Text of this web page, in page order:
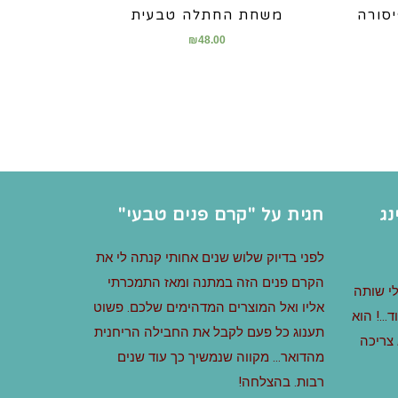
משחת החתלה טבעית
₪48.00
שותה
הוא
צריכה
חגית על "קרם פנים טבעי"
לפני בדיוק שלוש שנים אחותי קנתה לי את
הקרם פנים הזה במתנה ומאז התמכרתי
אליו ואל המוצרים המדהימים שלכם. פשוט
תענוג כל פעם לקבל את החבילה הריחנית
מהדואר… מקווה שנמשיך כך עוד שנים
רבות. בהצלחה!